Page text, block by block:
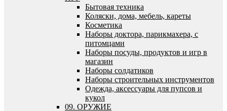
Бытовая техника
Коляски, дома, мебель, кареты
Косметика
Наборы доктора, парикмахера, с
питомцами
Наборы посуды, продуктов и игр в
магазин
Наборы солдатиков
Наборы строительных инструментов
Одежда, аксессуары для пупсов и
кукол
09. ОРУЖИЕ